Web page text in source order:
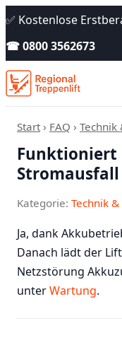
✅ Kostenlose
☎ 0800 3562673
Start › FAQ › Technik
Funktioniert
Kategorie: Technik
Ja, dank
Danach lädt der
Netzstörung
unterWartung.